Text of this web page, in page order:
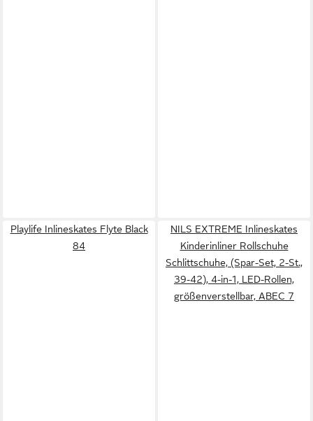
Playlife Inlineskates Flyte Black
84
NILS EXTREME Inlineskates
Kinderinliner Rollschuhe
Schlittschuhe, (Spar-Set, 2-St.,
39-42), 4-in-1, LED-Rollen,
größenverstellbar, ABEC 7